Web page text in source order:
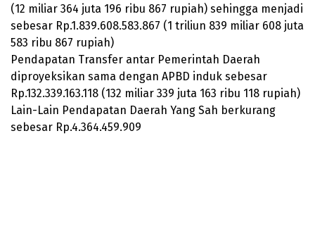
(12 miliar 364 juta 196 ribu 867 rupiah) sehingga menjadi
sebesar Rp.1.839.608.583.867 (1 triliun 839 miliar 608 juta
583 ribu 867 rupiah)
Pendapatan Transfer antar Pemerintah Daerah
diproyeksikan sama dengan APBD induk sebesar
Rp.132.339.163.118 (132 miliar 339 juta 163 ribu 118 rupiah)
Lain-Lain Pendapatan Daerah Yang Sah berkurang
sebesar Rp.4.364.459.909